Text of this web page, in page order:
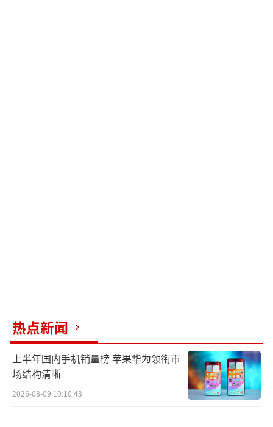
热点新闻
上半年国内手机销量榜 苹果华为领衔市
场结构清晰
2026-08-09 10:10:43